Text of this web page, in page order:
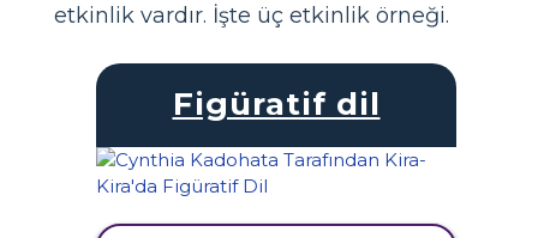
etkinlik vardır. İşte üç etkinlik örneği.
Figüratif dil